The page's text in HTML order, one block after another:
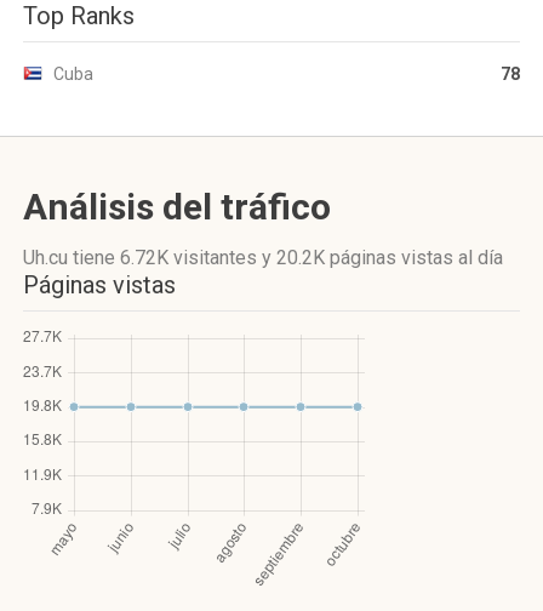
Top Ranks
Cuba 78
Análisis del tráfico
Uh.cu tiene 6.72K visitantes y 20.2K páginas vistas al día
Páginas vistas